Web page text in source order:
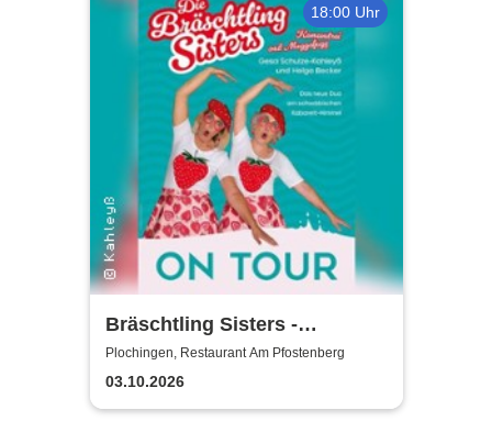
18:00 Uhr
Bräschtling Sisters -
Kamasutrai on Muggafugg
Plochingen, Restaurant Am Pfostenberg
03.10.2026